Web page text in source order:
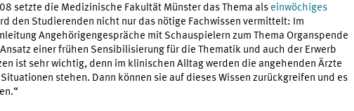
setzte die Medizinische Fakultät Münster das Thema als einwöchiges
den Studierenden nicht nur das nötige Fachwissen vermittelt: Im
Angehörigengespräche mit Schauspielern zum Thema Organspende
einer frühen Sensibilisierung für die Thematik und auch der Erwerb
ist sehr wichtig, denn im klinischen Alltag werden die angehenden Ärzte
stehen. Dann können sie auf dieses Wissen zurückgreifen und es